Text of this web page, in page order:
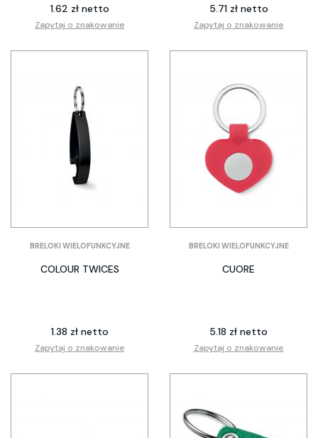
1.62 zł netto
Zapytaj o znakowanie
5.71 zł netto
Zapytaj o znakowanie
BRELOKI WIELOFUNKCYJNE
COLOUR TWICES
1.38 zł netto
Zapytaj o znakowanie
BRELOKI WIELOFUNKCYJNE
CUORE
5.18 zł netto
Zapytaj o znakowanie